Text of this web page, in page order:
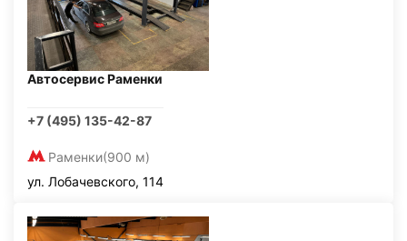
Автосервис Раменки
+7 (495) 135-42-87
Раменки(900 м)
ул. Лобачевского, 114